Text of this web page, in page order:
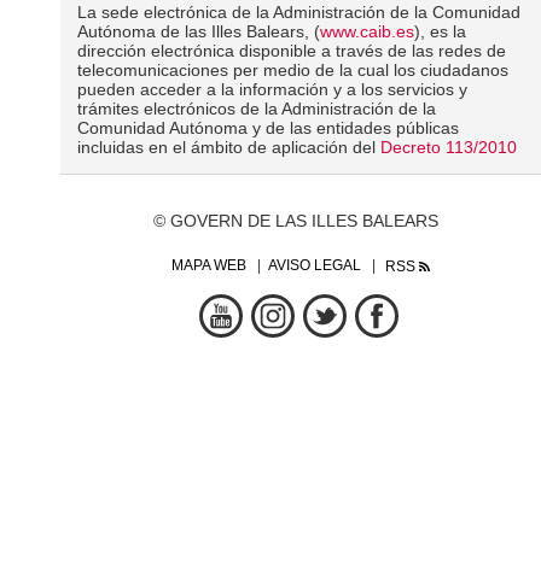
La sede electrónica de la Administración de la Comunidad
Autónoma de las Illes Balears, (www.caib.es), es la
dirección electrónica disponible a través de las redes de
telecomunicaciones per medio de la cual los ciudadanos
pueden acceder a la información y a los servicios y
trámites electrónicos de la Administración de la
Comunidad Autónoma y de las entidades públicas
incluidas en el ámbito de aplicación del Decreto 113/2010
© GOVERN DE LAS ILLES BALEARS
MAPA WEB AVISO LEGAL RSS